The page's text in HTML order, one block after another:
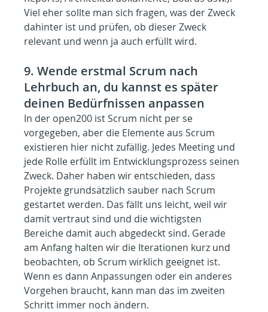
Viel eher sollte man sich fragen, was der Zweck
dahinter ist und prüfen, ob dieser Zweck
relevant und wenn ja auch erfüllt wird.
9. Wende erstmal Scrum nach
Lehrbuch an, du kannst es später
deinen Bedürfnissen anpassen
In der open200 ist Scrum nicht per se
vorgegeben, aber die Elemente aus Scrum
existieren hier nicht zufällig. Jedes Meeting und
jede Rolle erfüllt im Entwicklungsprozess seinen
Zweck. Daher haben wir entschieden, dass
Projekte grundsätzlich sauber nach Scrum
gestartet werden. Das fällt uns leicht, weil wir
damit vertraut sind und die wichtigsten
Bereiche damit auch abgedeckt sind. Gerade
am Anfang halten wir die Iterationen kurz und
beobachten, ob Scrum wirklich geeignet ist.
Wenn es dann Anpassungen oder ein anderes
Vorgehen braucht, kann man das im zweiten
Schritt immer noch ändern.